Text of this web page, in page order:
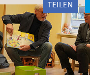
TEILEN